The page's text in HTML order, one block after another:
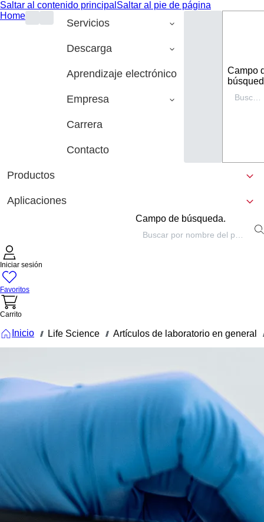
Saltar al contenido principal Saltar al pie de página
Home
Servicios
Descarga
Aprendizaje electrónico
Empresa
Carrera
Contacto
Campo
Productos
Aplicaciones
Campo de búsqueda.
Iniciar sesión
Favoritos
Carrito
Inicio /// Life Science /// Artículos de laboratorio en general ///